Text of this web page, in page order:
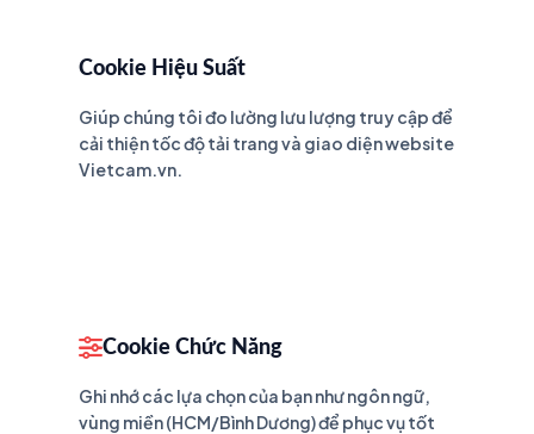
Cookie Hiệu Suất
Giúp chúng tôi đo lường lưu lượng truy cập để
cải thiện tốc độ tải trang và giao diện website
Vietcam.vn.
Cookie Chức Năng
Ghi nhớ các lựa chọn của bạn như ngôn ngữ,
vùng miền (HCM/Bình Dương) để phục vụ tốt